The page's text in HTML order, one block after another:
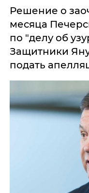
Решение о
месяца
по "делу об
Защитники
подать